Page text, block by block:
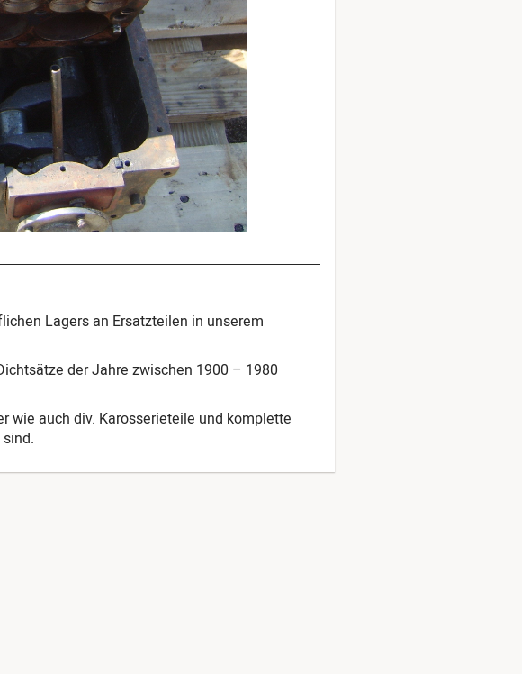
Lagers an Ersatzteilen in unserem
der Jahre zwischen 1900 – 1980
wie auch div. Karosserieteile und komplette